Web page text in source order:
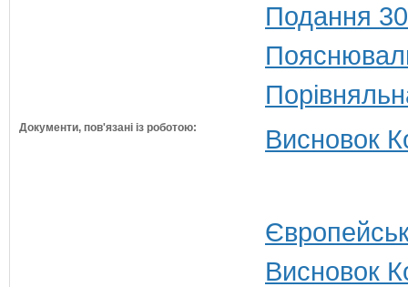
Подання
Документи, пов'язані із роботою: Висновок
Висновок